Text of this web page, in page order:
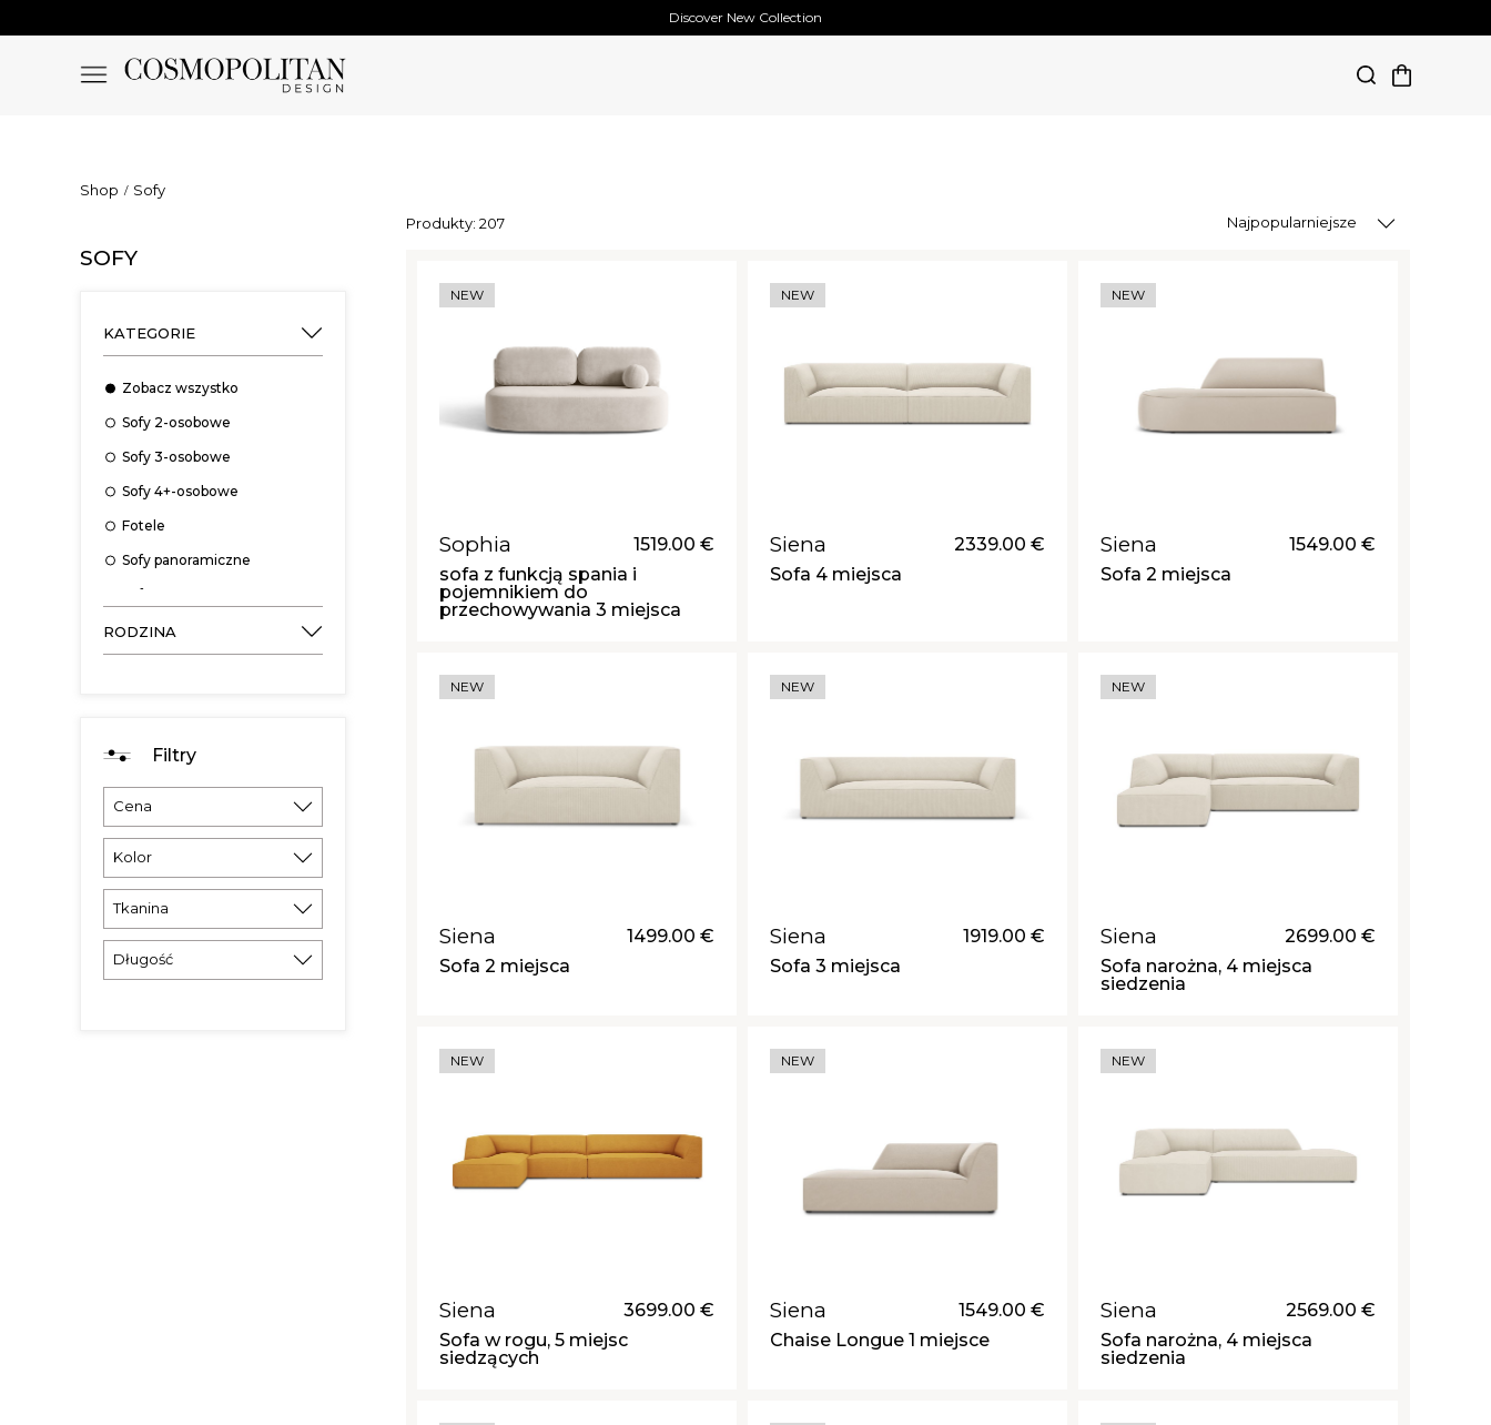
Discover New Collection
Shop Sofy
SOFY
KATEGORIE
Zobacz wszystko
Sofy 2-osobowe
Sofy 3-osobowe
Sofy 4+-osobowe
Fotele
Sofy panoramiczne
Sofy narożne
Pufy
RODZINA
Filtry
Cena
Kolor
Tkanina
Długość
Produkty: 207 Najpopularniejsze
NEW
Sophia
1519.00 €
sofa z funkcją spania i
pojemnikiem do
przechowywania 3 miejsca
NEW
Siena
2339.00 €
Sofa 4 miejsca
NEW
Siena
1549.00 €
Sofa 2 miejsca
NEW
Siena
1499.00 €
Sofa 2 miejsca
NEW
Siena
1919.00 €
Sofa 3 miejsca
NEW
Siena
2699.00 €
Sofa narożna, 4 miejsca
siedzenia
NEW
Siena
3699.00 €
Sofa w rogu, 5 miejsc
siedzących
NEW
Siena
1549.00 €
Chaise Longue 1 miejsce
NEW
Siena
2569.00 €
Sofa narożna, 4 miejsca
siedzenia